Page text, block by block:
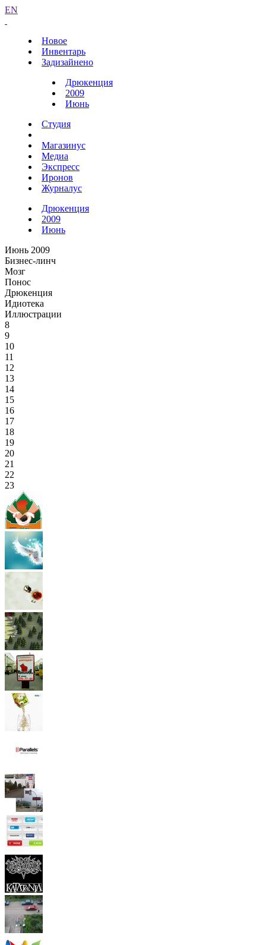
EN
Новое
Инвентарь
Задизайнено
Дрюкенция
2009
Июнь
Студия
Магазинус
Медиа
Экспресс
Иронов
Журналус
Дрюкенция
2009
Июнь
Июнь 2009
Бизнес-линч
Мозг
Понос
Дрюкенция
Идиотека
Иллюстрации
8
9
10
11
12
13
14
15
16
17
18
19
20
21
22
23